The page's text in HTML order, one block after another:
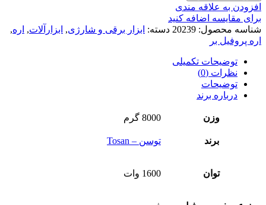
افزودن به علاقه مندی
برای مقایسه اضافه کنید
شناسه محصول: 20239 دسته: ابزار برقی و شارژی, ابزارآلات, اره,
اره پروفیل بر
توضیحات تکمیلی
نظرات (0)
توضیحات
درباره برند
وزن 8000 گرم
برند توسن – Tosan
توان 1600 وات